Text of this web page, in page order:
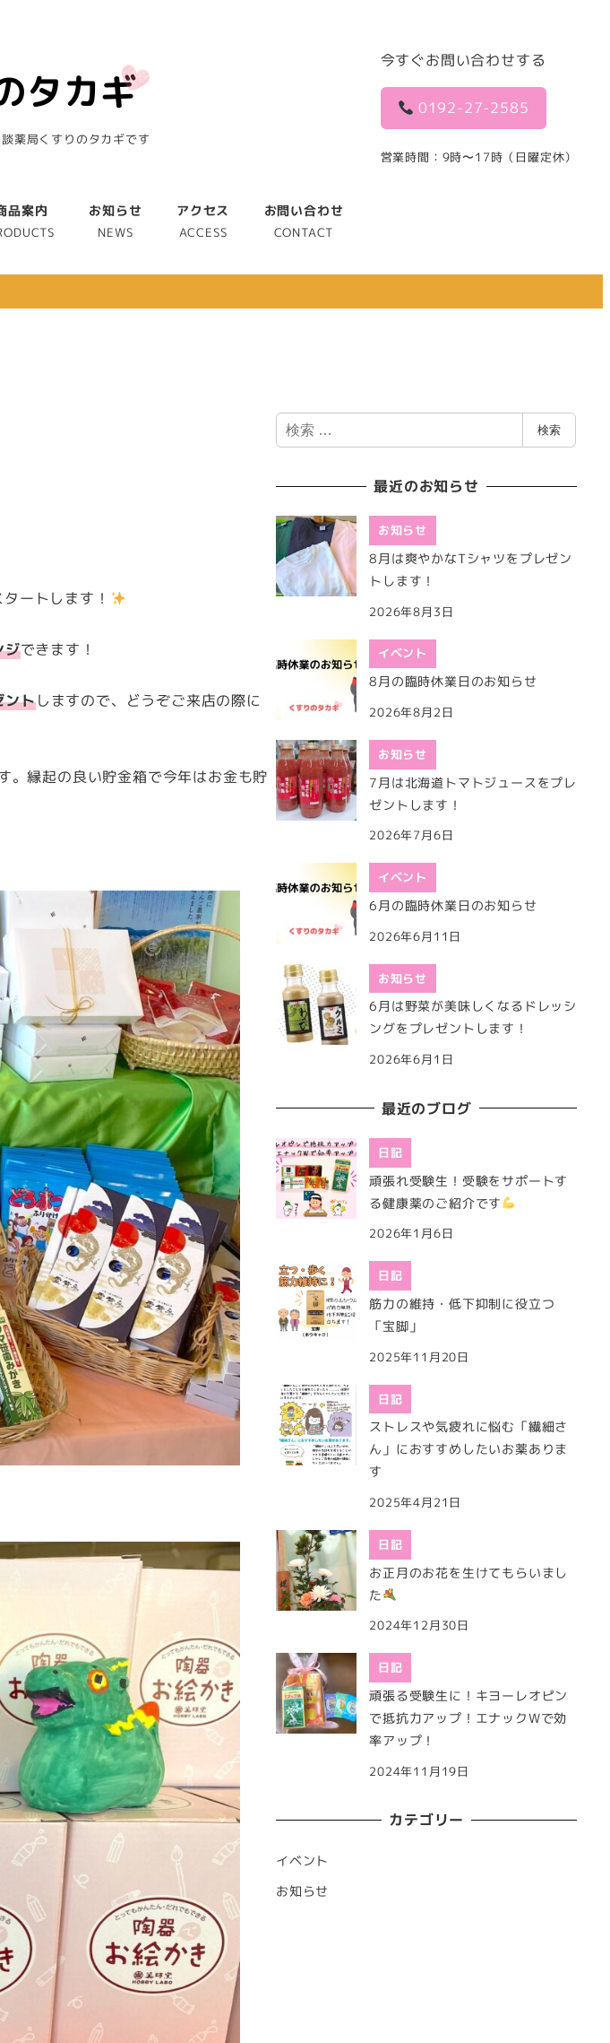
薬局くすりのタカギです
今すぐお問い合わせする
0192-27-2585
営業時間：9時〜17時（日曜定休）
品案内 お知らせ
NEWS
アクセス
ACCESS
お問い合わせ
CONTACT
ートします！
ジできます！
ントしますので、どうぞご来店の際に
。縁起の良い貯金箱で今年はお金も貯
検
索
検索
最近のお知らせ
お知らせ
8月は爽やかなTシャツをプレゼン
トします！
2026年8月3日
イベント
8月の臨時休業日のお知らせ
2026年8月2日
お知らせ
7月は北海道トマトジュースをプレ
ゼントします！
2026年7月6日
イベント
6月の臨時休業日のお知らせ
2026年6月11日
お知らせ
6月は野菜が美味しくなるドレッシ
ングをプレゼントします！
2026年6月1日
最近のブログ
日記
頑張れ受験生！受験をサポートす
る健康薬のご紹介です
2026年1月6日
日記
筋力の維持・低下抑制に役立つ
「宝脚」
2025年11月20日
日記
ストレスや気疲れに悩む「繊細さ
ん」におすすめしたいお薬ありま
す
2025年4月21日
日記
お正月のお花を生けてもらいまし
た
2024年12月30日
日記
頑張る受験生に！キヨーレオピン
で抵抗力アップ！エナックWで効
率アップ！
2024年11月19日
カテゴリー
イベント
お知らせ